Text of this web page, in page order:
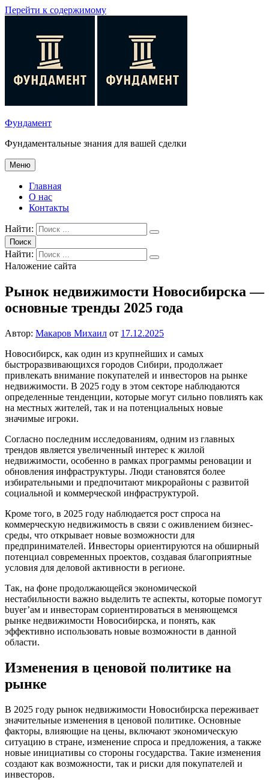
Перейти к содержимому
Фундамент
Фундаментальные знания для вашей сделки
Меню
Главная
О нас
Контакты
Найти:
Поиск
Найти:
Наложение сайта
Рынок недвижимости Новосибирска —
основные тренды 2025 года
Автор: Макаров Михаил от 17.12.2025
Новосибирск, как один из крупнейших и самых
быстроразвивающихся городов Сибири, продолжает
привлекать внимание покупателей и инвесторов на рынке
недвижимости. В 2025 году в этом секторе наблюдаются
определенные тенденции, которые могут сильно повлиять как
на местных жителей, так и на потенциальных новые
значимые игроки.
Согласно последним исследованиям, одним из главных
трендов является увеличенный интерес к жилой
недвижимости, особенно в рамках программы реновации и
обновления инфраструктуры. Люди становятся более
избирательными и предпочитают микрорайоны с развитой
социальной и коммерческой инфраструктурой.
Кроме того, в 2025 году наблюдается рост спроса на
коммерческую недвижимость в связи с оживлением бизнес-
среды, что открывает новые возможности для
предпринимателей. Инвесторы ориентируются на обширный
потенциал современных проектов, создавая благоприятные
условия для деловой активности в регионе.
Так, на фоне продолжающейся экономической
нестабильности важно выделить те аспекты, которые помогут
buyer’ам и инвесторам сориентироваться в меняющемся
рынке недвижимости Новосибирска, и понять, как
эффективно использовать новые возможности в данной
области.
Изменения в ценовой политике на
рынке
В 2025 году рынок недвижимости Новосибирска переживает
значительные изменения в ценовой политике. Основные
факторы, влияющие на цены, включают экономическую
ситуацию в стране, изменение спроса и предложения, а также
новые инициативы со стороны государства. Такие изменения
создают как возможности, так и риски для покупателей и
инвесторов.